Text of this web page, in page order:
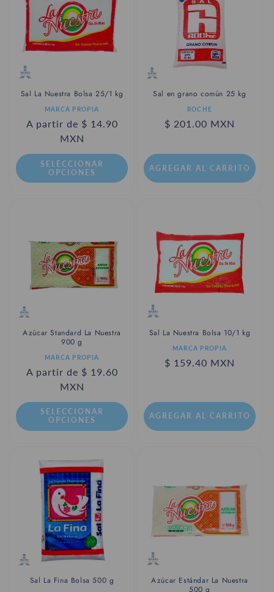
Sal La Nuestra Bolsa 25/1 kg
Proveedor:MARCA PROPIA
Precio
habitual
A partir de $ 14.90
MXN
SELECCIONAR
OPCIONES
Sal en grano común 25 kg
Proveedor:ROCHE
Precio
$ 201.00 MXN
AGREGAR AL CARRITO
Azúcar Standard La Nuestra
900 g
Proveedor:MARCA PROPIA
Precio
habitual
A partir de $ 19.60
MXN
SELECCIONAR
OPCIONES
Sal La Nuestra Bolsa 10/1 kg
Proveedor:MARCA PROPIA
Precio
$ 159.40 MXN
AGREGAR AL CARRITO
Sal La Fina Bolsa 500 g
Azúcar Estándar La Nuestra
500 g